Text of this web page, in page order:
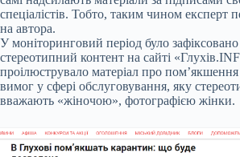
спеціалістів. Тобто, таким чином експерт
на автора.
У моніторинговий період було зафіксовано
стереотипний контент на сайті
проілюструвало матеріал про
вимог у сфері обслуговування, яку
вважають «жіночою», фотографією жінки.